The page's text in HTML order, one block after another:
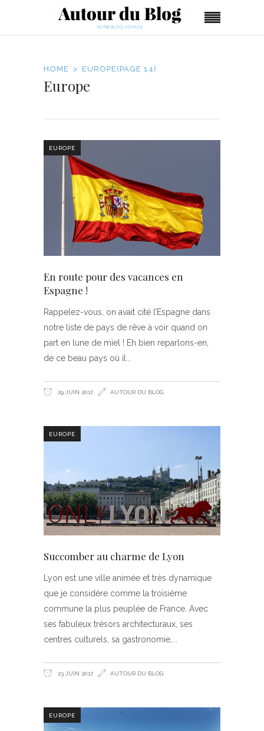
HOME EUROPE (PAGE 14)
Europe
EUROPE
En route pour des vacances en
Espagne !
Rappelez-vous, on avait cité l’Espagne dans
notre liste de pays de rêve à voir quand on
part en lune de miel ! Eh bien reparlons-en,
de ce beau pays où il
29 JUIN 2017 AUTOUR DU BLOG
EUROPE
Succomber au charme de Lyon
Lyon est une ville animée et très dynamique
que je considère comme la troisième
commune la plus peuplée de France. Avec
ses fabuleux trésors architecturaux, ses
centres culturels, sa gastronomie,
23 JUIN 2017 AUTOUR DU BLOG
EUROPE